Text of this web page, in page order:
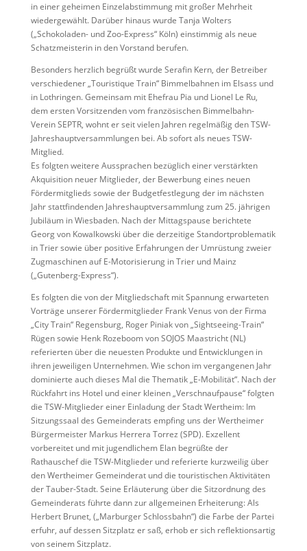
in einer geheimen Einzelabstimmung mit großer Mehrheit
wiedergewählt. Darüber hinaus wurde Tanja Wolters
(„Schokoladen- und Zoo-Express“ Köln) einstimmig als neue
Schatzmeisterin in den Vorstand berufen.
Besonders herzlich begrüßt wurde Serafin Kern, der Betreiber
verschiedener „Touristique Train“ Bimmelbahnen im Elsass und
in Lothringen. Gemeinsam mit Ehefrau Pia und Lionel Le Ru,
dem ersten Vorsitzenden vom französischen Bimmelbahn-
Verein SEPTR, wohnt er seit vielen Jahren regelmäßig den TSW-
Jahreshauptversammlungen bei. Ab sofort als neues TSW-
Mitglied.
Es folgten weitere Aussprachen bezüglich einer verstärkten
Akquisition neuer Mitglieder, der Bewerbung eines neuen
Fördermitglieds sowie der Budgetfestlegung der im nächsten
Jahr stattfindenden Jahreshauptversammlung zum 25. jährigen
Jubiläum in Wiesbaden. Nach der Mittagspause berichtete
Georg von Kowalkowski über die derzeitige Standortproblematik
in Trier sowie über positive Erfahrungen der Umrüstung zweier
Zugmaschinen auf E-Motorisierung in Trier und Mainz
(„Gutenberg-Express“).
Es folgten die von der Mitgliedschaft mit Spannung erwarteten
Vorträge unserer Fördermitglieder Frank Venus von der Firma
„City Train“ Regensburg, Roger Piniak von „Sightseeing-Train“
Rügen sowie Henk Rozeboom von SOJOS Maastricht (NL)
referierten über die neuesten Produkte und Entwicklungen in
ihren jeweiligen Unternehmen. Wie schon im vergangenen Jahr
dominierte auch dieses Mal die Thematik „E-Mobilität“. Nach der
Rückfahrt ins Hotel und einer kleinen „Verschnaufpause“ folgten
die TSW-Mitglieder einer Einladung der Stadt Wertheim: Im
Sitzungssaal des Gemeinderats empfing uns der Wertheimer
Bürgermeister Markus Herrera Torrez (SPD). Exzellent
vorbereitet und mit jugendlichem Elan begrüßte der
Rathauschef die TSW-Mitglieder und referierte kurzweilig über
den Wertheimer Gemeinderat und die touristischen Aktivitäten
der Tauber-Stadt. Seine Erläuterung über die Sitzordnung des
Gemeinderats führte dann zur allgemeinen Erheiterung: Als
Herbert Brunet, („Marburger Schlossbahn“) die Farbe der Partei
erfuhr, auf dessen Sitzplatz er saß, erhob er sich reflektionsartig
von seinem Sitzplatz.